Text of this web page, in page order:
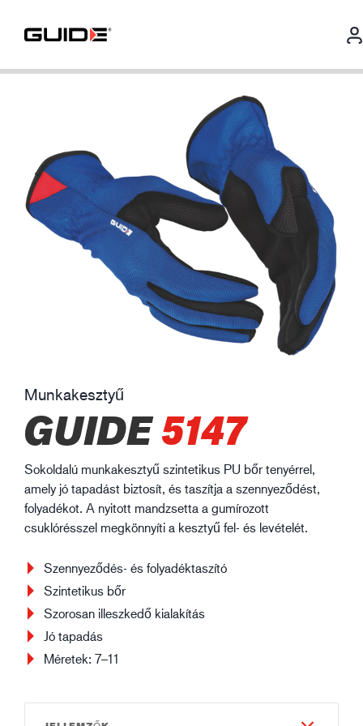
Munkakesztyű
GUIDE5147
Sokoldalú munkakesztyű szintetikus PU bőr tenyérrel,
amely jó tapadást biztosít, és taszítja a szennyeződést,
folyadékot. A nyitott mandzsetta a gumírozott
csuklórésszel megkönnyíti a kesztyű fel- és levételét.
Szennyeződés- és folyadéktaszító
Szintetikus bőr
Szorosan illeszkedő kialakítás
Jó tapadás
Méretek: 7–11